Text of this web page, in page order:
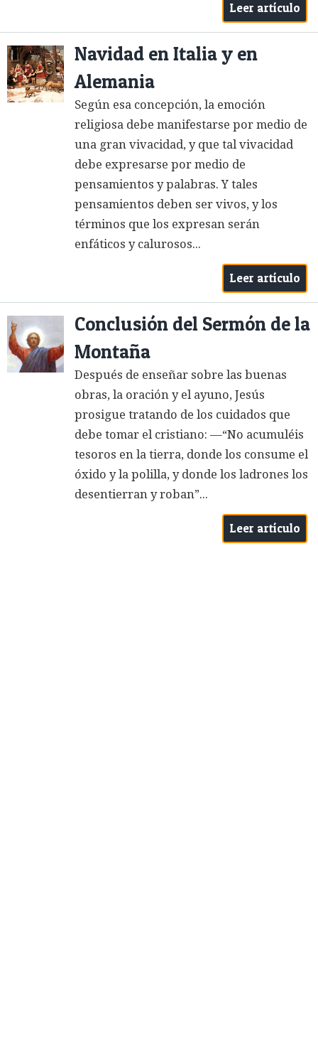
Leer artículo
Navidad en Italia y en
Alemania
Según esa concepción, la emoción
religiosa debe manifestarse por medio de
una gran vivacidad, y que tal vivacidad
debe expresarse por medio de
pensamientos y palabras. Y tales
pensamientos deben ser vivos, y los
términos que los expresan serán
enfáticos y calurosos...
Leer artículo
Conclusión del Sermón de la
Montaña
Después de enseñar sobre las buenas
obras, la oración y el ayuno, Jesús
prosigue tratando de los cuidados que
debe tomar el cristiano: —“No acumuléis
tesoros en la tierra, donde los consume el
óxido y la polilla, y donde los ladrones los
desentierran y roban”...
Leer artículo